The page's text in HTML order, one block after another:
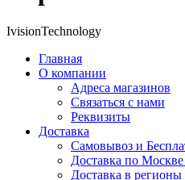
IvisionTechnology
Главная
О компании
Адреса магазинов
Связаться с нами
Реквизиты
Доставка
Самовывоз и
Доставка по
Доставка в регионы